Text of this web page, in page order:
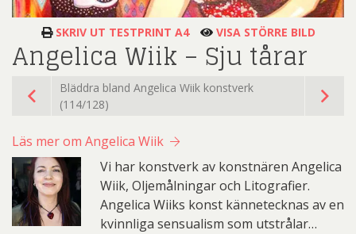
SKRIV UT TESTPRINT A4 VISA STÖRRE BILD
Angelica Wiik – Sju tårar
Bläddra bland Angelica Wiik konstverk
(114/128)
Läs mer om Angelica Wiik
Vi har konstverk av konstnären Angelica
Wiik, Oljemålningar och Litografier.
Angelica Wiiks konst kännetecknas av en
kvinnliga sensualism som utstrålar…